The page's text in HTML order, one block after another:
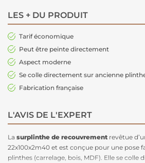
LES + DU PRODUIT
Tarif économique
Peut être peinte directement
Aspect moderne
Se colle directement sur ancienne
Fabrication française
L'AVIS DE L'EXPERT
La surplinthe de recouvrement revêtue
22x100x2m40 et est conçue pour une pose
plinthes (carrelage, bois, MDF). Elle se colle